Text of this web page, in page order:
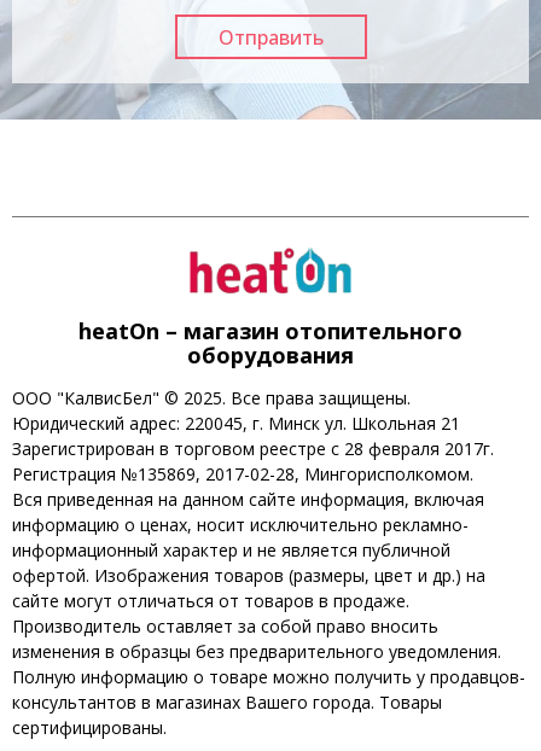
heatOn – магазин отопительного
оборудования
ООО "КалвисБел" © 2025. Все права защищены.
Юридический адрес: 220045, г. Минск ул. Школьная 21
Зарегистрирован в торговом реестре с 28 февраля 2017г.
Регистрация №135869, 2017-02-28, Мингорисполкомом.
Вся приведенная на данном сайте информация, включая
информацию о ценах, носит исключительно рекламно-
информационный характер и не является публичной
офертой. Изображения товаров (размеры, цвет и др.) на
сайте могут отличаться от товаров в продаже.
Производитель оставляет за собой право вносить
изменения в образцы без предварительного уведомления.
Полную информацию о товаре можно получить у продавцов-
консультантов в магазинах Вашего города. Товары
сертифицированы.